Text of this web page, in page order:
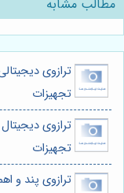
مطالب مشابه
ترازوی
تجهیزات
ترازوی
تجهیزات
ترازوی پند و